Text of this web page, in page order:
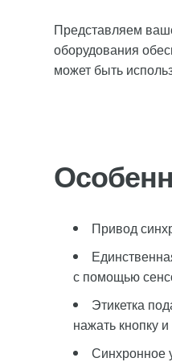
Представляем
оборудования
может быть
Привод
с помощью
Этикетка
нажать кнопку
Синхронное